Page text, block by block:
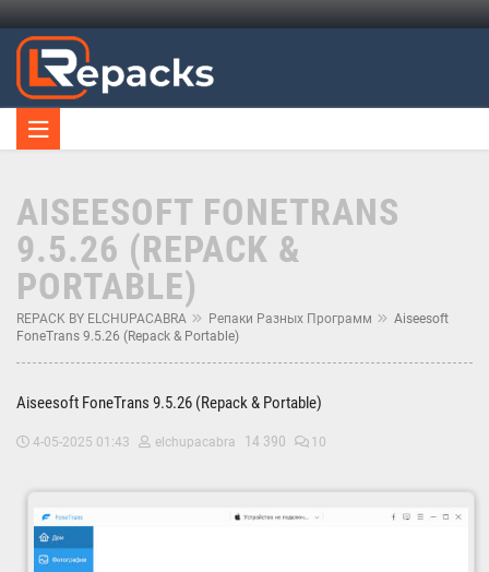
AISEESOFT FONETRANS
9.5.26 (REPACK &
PORTABLE)
REPACK BY ELCHUPACABRA Репаки Разных Программ
Aiseesoft
FoneTrans 9.5.26 (Repack & Portable)
Aiseesoft FoneTrans 9.5.26 (Repack & Portable)
4-05-2025 01:43 elchupacabra 14 390 10